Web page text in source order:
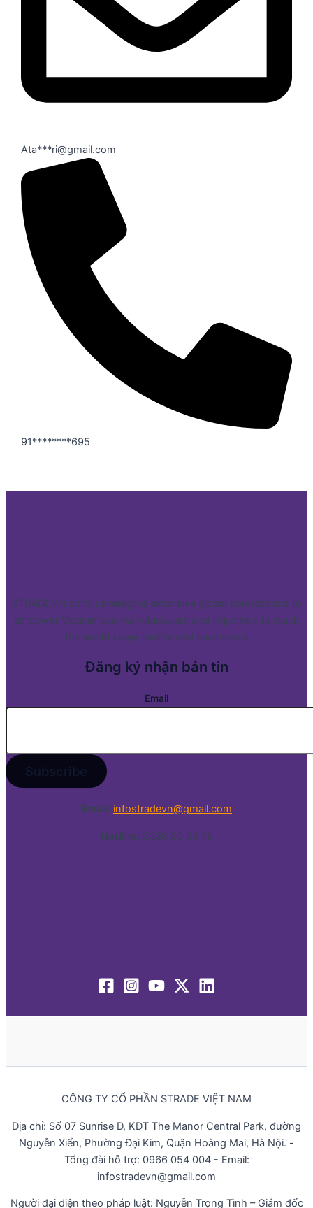
Ata***ri@gmail.com
91********695
STRADEVN.com: Leveraging extensive global connections to
empower Vietnamese manufacturers and importers to reach
the world stage swiftly and seamlessly
Đăng ký nhận bản tin
Email
Email: infostradevn@gmail.com
Hotline: 0338 50 39 79
CÔNG TY CỔ PHẦN STRADE VIỆT NAM
Địa chỉ: Số 07 Sunrise D, KĐT The Manor Central Park, đường
Nguyễn Xiển, Phường Đại Kim, Quận Hoàng Mai, Hà Nội. -
Tổng đài hỗ trợ: 0966 054 004 - Email:
infostradevn@gmail.com
Người đại diện theo pháp luật: Nguyễn Trọng Tình – Giám đốc